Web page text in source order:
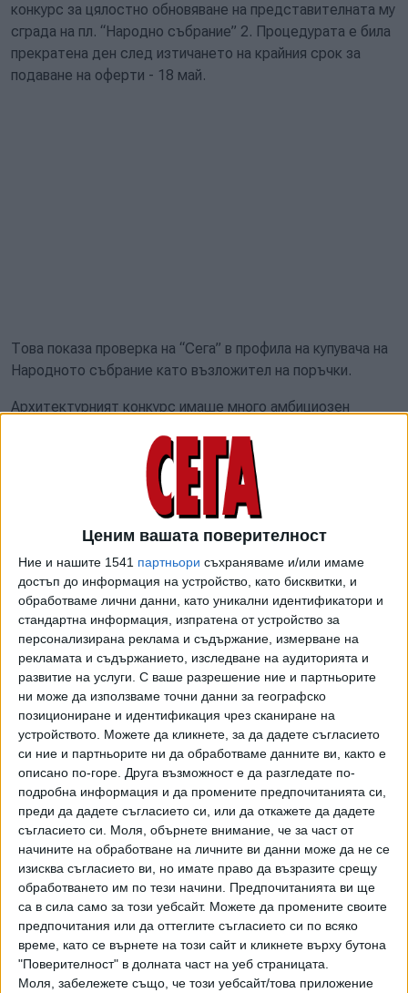
Ценим вашата поверителност
Ние и нашите 1541 партньори съхраняваме и/или имаме
достъп до информация на устройство, като бисквитки, и
обработваме лични данни, като уникални идентификатори и
стандартна информация, изпратена от устройство за
персонализирана реклама и съдържание, измерване на
рекламата и съдържанието, изследване на аудиторията и
развитие на услуги. С ваше разрешение ние и партньорите
ни може да използваме точни данни за географско
позициониране и идентификация чрез сканиране на
устройството. Можете да кликнете, за да дадете съгласието
си ние и партньорите ни да обработваме данните ви, както е
описано по-горе. Друга възможност е да разгледате по-
подробна информация и да промените предпочитанията си,
преди да дадете съгласието си, или да откажете да дадете
съгласието си.
Моля, обърнете внимание, че за част от
начините на обработване на личните ви данни може да не се
изисква съгласието ви, но имате право да възразите срещу
обработването им по тези начини. Предпочитанията ви ще
са в сила само за този уебсайт. Можете да промените своите
предпочитания или да оттеглите съгласието си по всяко
време, като се върнете на този сайт и кликнете върху бутона
"Поверителност" в долната част на уеб страницата.
Моля, забележете също, че този уебсайт/това приложение
конкурс за цялостно обновяване на представителната му
сграда на пл. “Народно събрание” 2. Процедурата е била
прекратена ден след изтичането на крайния срок за
подаване на оферти - 18 май.
Това показа проверка на “Сега” в профила на купувача на
Народното събрание като възложител на поръчки.
Архитектурният конкурс имаше много амбициозен
представят концептуален проект както за околното
пространство и фасади, така и за интериор. От
кандидатите се изискваше изрично по фасадите да се
възстановят на база исторически документи всички
оригинални решения. Бе предвидено и цялостна подмяна
на обзавеждането на пленарна зала, подмяна на подова
конструкция, инсталации, възстановяване на стенни
облицовки.
По процедурата следваше да бъде извършено
класиране на два етапа - подбор с допускане до втори
етап на 5 проекта, а наградният фонд възлизаше на
общо 114 000 евро. С класирания на първо място бе
предвидено да бъде сключен договор за изготвяне на
самия инвестиционен инвестиционен проект с прогнозна
стойност 1.125 млн. евро и 511 300 евро - за
упражняване на авторски надзор.
Това няма да се реализира, защото главният секретар
на НС Стефана Караславова е установила постфактум,
че по конкурса са поставени незаконосъобразно
ограничителни условия. В документацията е заложено
изискване отделни членове на екипа да са вписани в
съответните регистри по закона за културното
наследство, но не е предвидено възможност да се
зачете еквивалентен документи от чуждестранни